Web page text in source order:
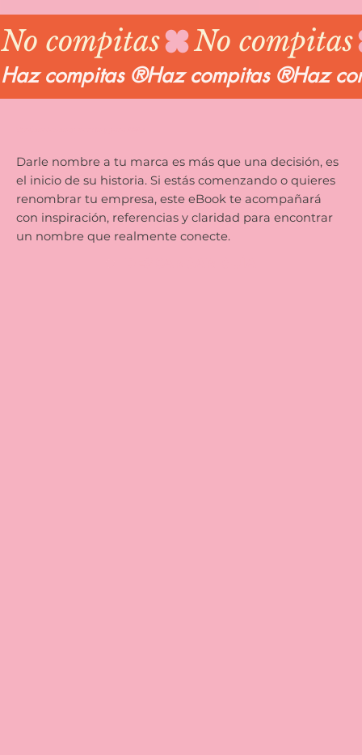
No compitas
Haz compitas ®
Darle nombre a tu marca es más que una decisión, es
el inicio de su historia. Si estás comenzando o quieres
renombrar tu empresa, este eBook te acompañará
con inspiración, referencias y claridad para encontrar
un nombre que realmente conecte.